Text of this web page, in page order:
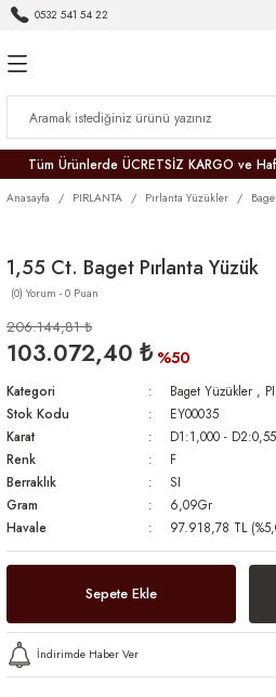
0532 541 54 22
Tüm Ürünlerde ÜCRETSİZ KARGO ve
Anasayfa PIRLANTA Pırlanta Yüzükler
1,55 Ct. Baget Pırlanta Yüzük
(0) Yorum - 0 Puan
206.144,81 ₺
103.072,40 ₺ %50
Kategori Baget Yüzükler ,
Stok Kodu
EY00035
Karat
D1:1,000 -
Renk
F
Berraklık
SI
Gram
6,09Gr
Havale
97.918,78 TL
Sepete Ekle
İndirimde Haber Ver